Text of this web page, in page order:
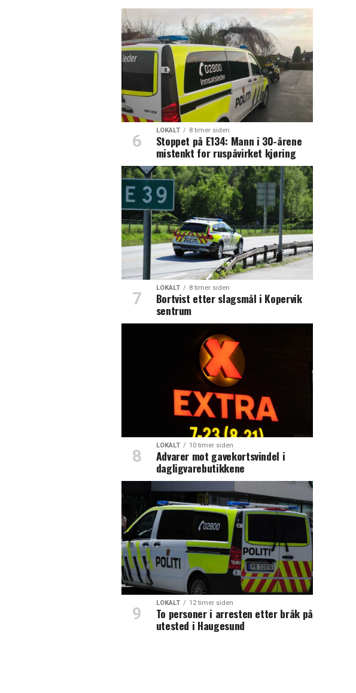
LOKALT 8 timer siden
Stoppet på E134: Mann i 30-årene
mistenkt for ruspåvirket kjøring
LOKALT 8 timer siden
Bortvist etter slagsmål i Kopervik
sentrum
LOKALT 10 timer siden
Advarer mot gavekortsvindel i
dagligvarebutikkene
LOKALT 12 timer siden
To personer i arresten etter bråk på
utested i Haugesund